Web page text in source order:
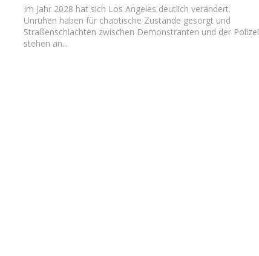
Im Jahr 2028 hat sich Los Angeles deutlich verändert.
Unruhen haben für chaotische Zustände gesorgt und
Straßenschlachten zwischen Demonstranten und der Polizei
stehen an...